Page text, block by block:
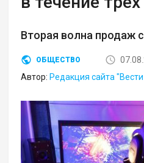
Вторая волна продаж
ОБЩЕСТВО
Автор: Редакция сайта